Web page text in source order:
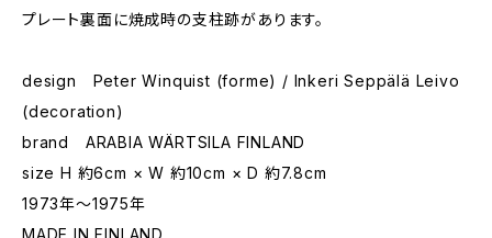
プレート裏面に焼成時の支柱跡があります。
design Peter Winquist (forme) / Inkeri Seppälä Leivo
(decoration)
brand ARABIA WÄRTSILA FINLAND
size H 約6cm × W 約10cm × D 約7.8cm
1973年〜1975年
MADE IN FINLAND